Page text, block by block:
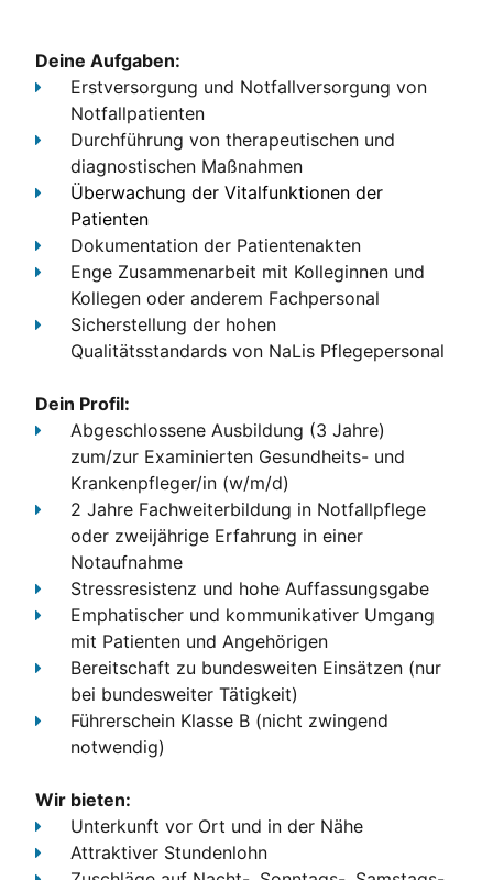
Deine Aufgaben:
Erstversorgung und Notfallversorgung von
Notfallpatienten
Durchführung von therapeutischen und
diagnostischen Maßnahmen
Überwachung der Vitalfunktionen der
Patienten
Dokumentation der Patientenakten
Enge Zusammenarbeit mit Kolleginnen und
Kollegen oder anderem Fachpersonal
Sicherstellung der hohen
Qualitätsstandards von NaLis Pflegepersonal
Dein Profil:
Abgeschlossene Ausbildung (3 Jahre)
zum/zur Examinierten Gesundheits- und
Krankenpfleger/in (w/m/d)
2 Jahre Fachweiterbildung in Notfallpflege
oder zweijährige Erfahrung in einer
Notaufnahme
Stressresistenz und hohe Auffassungsgabe
Emphatischer und kommunikativer Umgang
mit Patienten und Angehörigen
Bereitschaft zu bundesweiten Einsätzen (nur
bei bundesweiter Tätigkeit)
Führerschein Klasse B (nicht zwingend
notwendig)
Wir bieten:
Unterkunft vor Ort und in der Nähe
Attraktiver Stundenlohn